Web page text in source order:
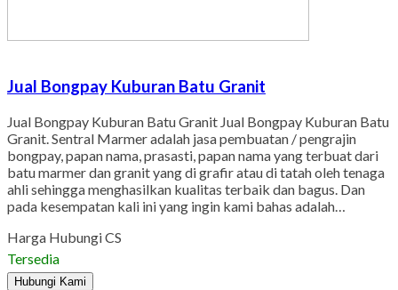
Jual Bongpay Kuburan Batu Granit
Jual Bongpay Kuburan Batu Granit Jual Bongpay Kuburan Batu
Granit. Sentral Marmer adalah jasa pembuatan / pengrajin
bongpay, papan nama, prasasti, papan nama yang terbuat dari
batu marmer dan granit yang di grafir atau di tatah oleh tenaga
ahli sehingga menghasilkan kualitas terbaik dan bagus. Dan
pada kesempatan kali ini yang ingin kami bahas adalah…
Harga Hubungi CS
Tersedia
Hubungi Kami